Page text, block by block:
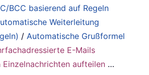
BCC basierend auf Regeln
Weiterleitung
/Automatische Grußformel
E-Mails
aufteilen …